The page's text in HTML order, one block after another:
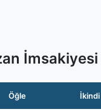
İmsakiyesi
Öğle İkindi